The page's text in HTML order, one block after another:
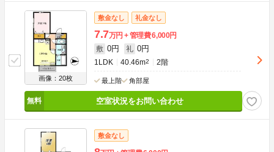
画像：20枚
敷金なし 礼金なし
7.7万円 管理費6,000円
敷 0円 礼 0円
1LDK 40.46m2 2階
最上階 角部屋
空室状況をお問い合わせ
敷金なし